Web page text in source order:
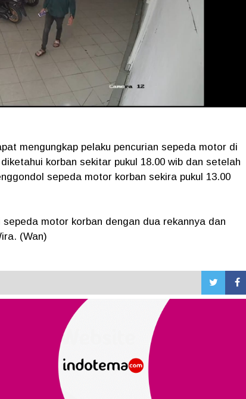
mengungkap pelaku pencurian sepeda motor di
korban sekitar pukul 18.00 wib dan setelah
sepeda motor korban sekira pukul 13.00
motor korban dengan dua rekannya dan
(Wan)